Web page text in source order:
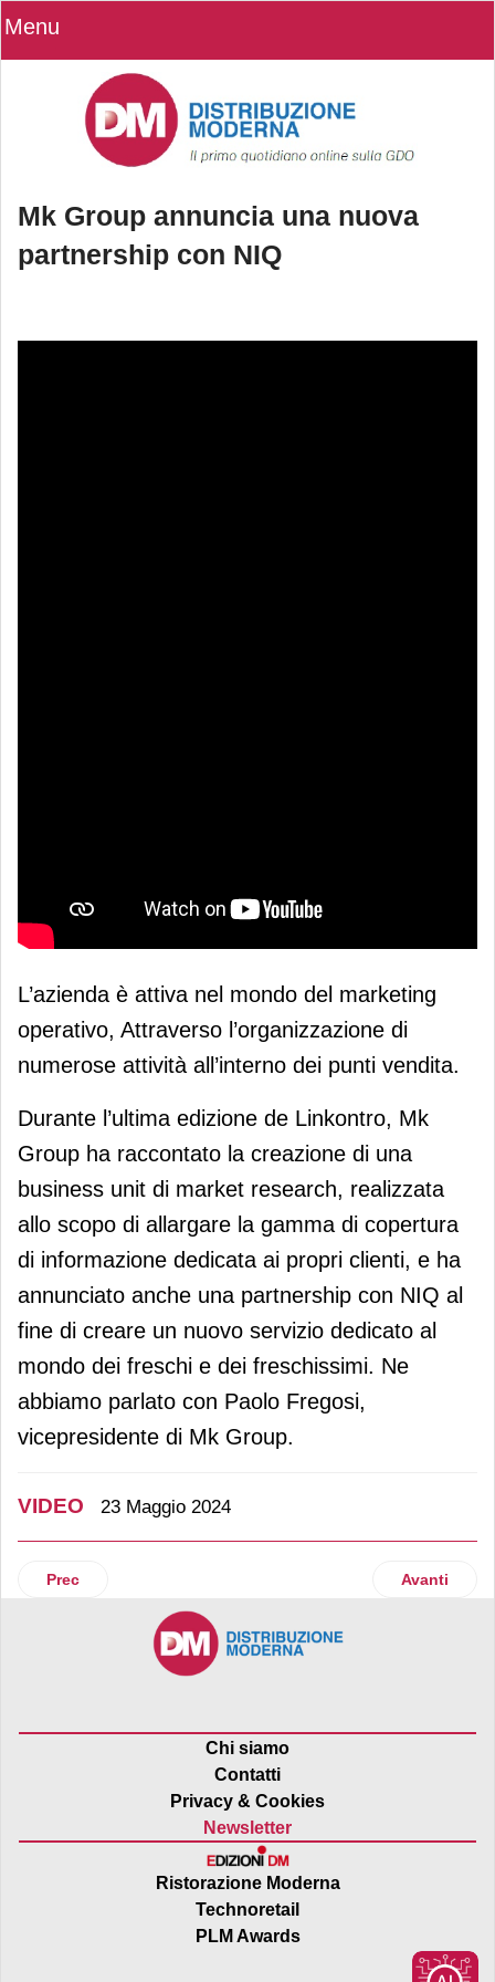
Menu
Mk Group annuncia una nuova
partnership con NIQ
partnership con NIQ
L’azienda è attiva nel mondo del marketing
operativo, Attraverso l’organizzazione di
numerose attività all’interno dei punti vendita.
Durante l’ultima edizione de Linkontro, Mk
Group ha raccontato la creazione di una
business unit di market research, realizzata
allo scopo di allargare la gamma di copertura
di informazione dedicata ai propri clienti, e ha
annunciato anche una partnership con NIQ al
fine di creare un nuovo servizio dedicato al
mondo dei freschi e dei freschissimi. Ne
abbiamo parlato con Paolo Fregosi,
vicepresidente di Mk Group.
VIDEO 23 Maggio 2024
Articolo precedente: Temsi presenta una nuova soluzione
Prec Articolo
Avanti
Chi siamo
Contatti
Privacy & Cookies
Newsletter
Ristorazione Moderna
Technoretail
PLM Awards